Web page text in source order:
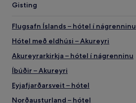
Gisting
Flugsafn Íslands – hótel í nágrenninu
Hótel með eldhúsi – Akureyri
Akureyrarkirkja – hótel í nágrenninu
Íbúðir – Akureyri
Eyjafjarðarsveit – hótel
Norðausturland – hótel